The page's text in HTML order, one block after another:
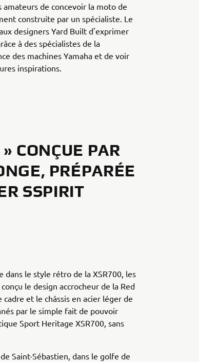
de concevoir la moto de
construite par un spécialiste. Le
designers Yard Built d'exprimer
à des spécialistes de la
des machines Yamaha et de voir
inspirations.
CONÇUE PAR
PRÉPARÉE
SSPIRIT
dans le style rétro de la XSR700, les
le design accrocheur de la Red
et le châssis en acier léger de
par le simple fait de pouvoir
Sport Heritage XSR700, sans
Saint-Sébastien, dans le golfe de